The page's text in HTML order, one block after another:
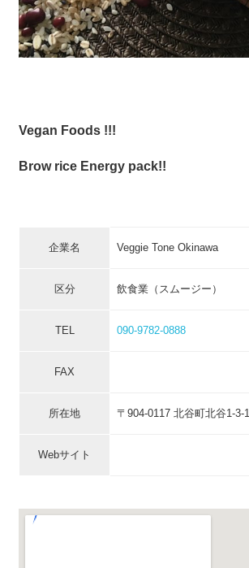
Vegan Foods !!!
Brow rice Energy pack!!
企業名 Veggie Tone Okinawa
区分 飲食業（スムージー）
TEL 090-9782-0888
FAX
所在地 〒904-0117 北谷町北谷1-3-1
Webサイト